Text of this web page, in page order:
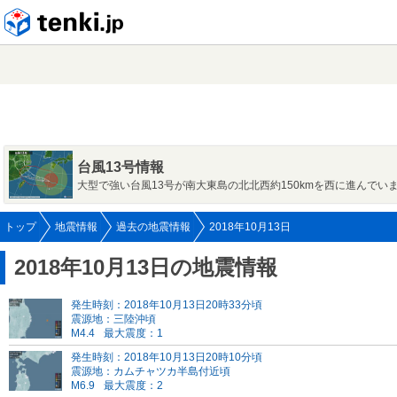
台風13号情報
大型で強い台風13号が南大東島の北北西約150kmを西に進んでい
トップ 地震情報 過去の地震情報 2018年10月13日
2018年10月13日の地震情報
発生時刻：2018年10月13日20時33分頃
震源地：三陸沖頃
M4.4
最大震度：1
発生時刻：2018年10月13日20時10分頃
震源地：カムチャツカ半島付近頃
M6.9
最大震度：2